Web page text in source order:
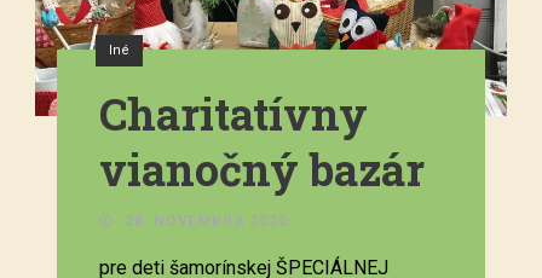
Iné
Charitatívny
vianočný bazár
28. NOVEMBRA 2020.
pre deti šamorínskej ŠPECIÁLNEJ